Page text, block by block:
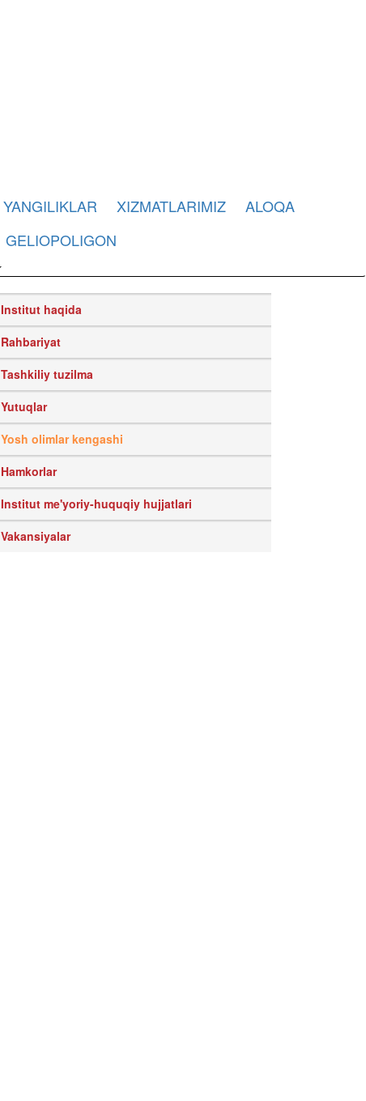
YANGILIKLAR XIZMATLARIMIZ
ALOQA
GELIOPOLIGON
Institut haqida
Rahbariyat
Tashkiliy tuzilma
Yutuqlar
Yosh olimlar kengashi
Hamkorlar
Institut me'yoriy-huquqiy hujjatlari
Vakansiyalar